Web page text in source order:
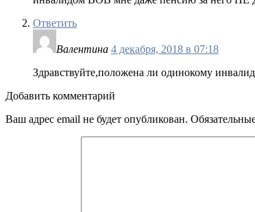
Ответить
Валентина 4 декабря, 2018 в 07:18
Здравствуйте,положена ли одинокому
Добавить комментарий
Ваш адрес email не будет опубликован.